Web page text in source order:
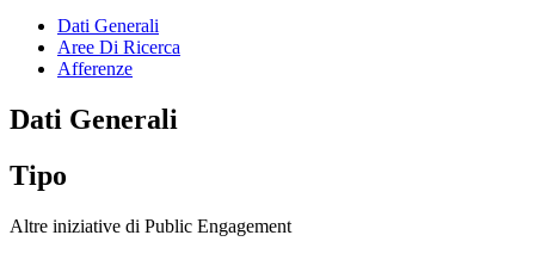
Dati Generali
Aree Di Ricerca
Afferenze
Dati Generali
Tipo
Altre iniziative di Public Engagement